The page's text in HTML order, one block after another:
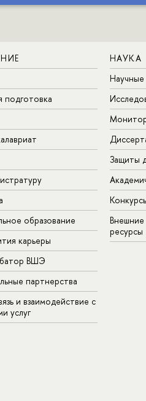
подготовка
образование
карьеры
ВШЭ
партнерства
и взаимодействие с
услуг
НАУКА
Научные
Защиты
ресурсы